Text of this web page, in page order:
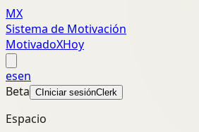
MX
Sistema de Motivación
MotivadoXHoy
esen
Beta C Iniciar sesiónClerk
Espacio